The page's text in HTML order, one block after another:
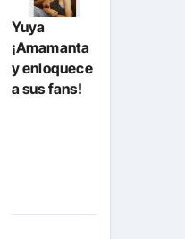
Yuya
¡Amamanta
y enloquece
a sus fans!